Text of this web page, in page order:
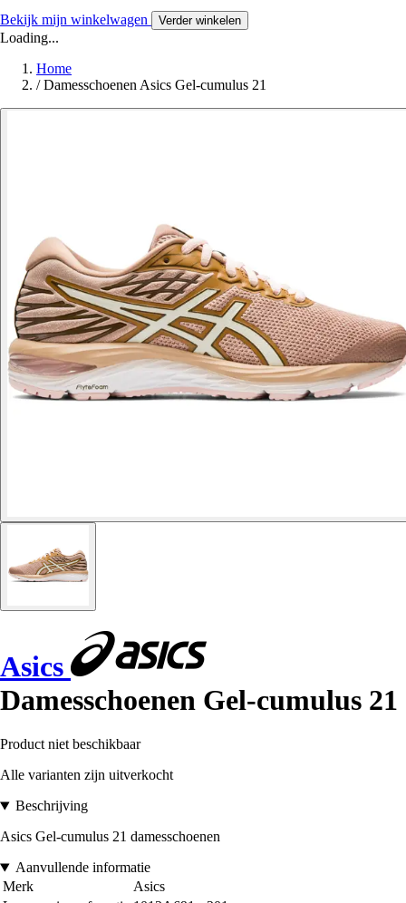
Bekijk mijn winkelwagen Verder winkelen
Loading...
Home
/ Damesschoenen Asics Gel-cumulus 21
Asics
Damesschoenen Gel-cumulus 21
Product niet beschikbaar
Alle varianten zijn uitverkocht
Beschrijving
Asics Gel-cumulus 21 damesschoenen
Aanvullende informatie
Merk
Asics